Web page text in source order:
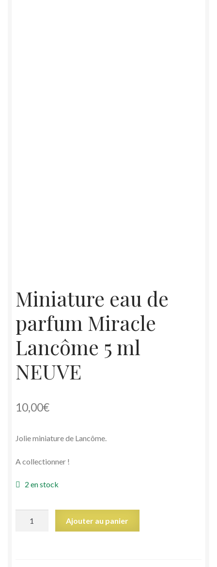
Miniature eau de
parfum Miracle
Lancôme 5 ml
NEUVE
10,00€
Jolie miniature de Lancôme.
A collectionner !
2 en stock
Ajouter au panier